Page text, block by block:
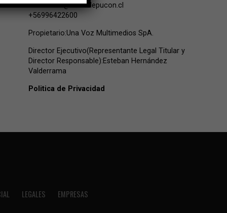
comercial@lavozdepucon.cl
+56996422600
Propietario:Una Voz Multimedios SpA.
Director Ejecutivo(Representante Legal Titular y
Director Responsable):Esteban Hernández
Valderrama
Politica de Privacidad
LEGALES EMPRESAS